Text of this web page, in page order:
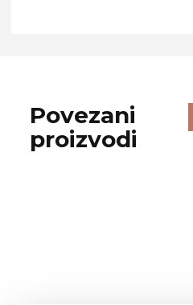
Povezani
proizvodi